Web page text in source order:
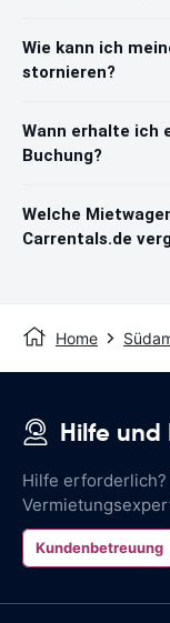
Wie kann ich
stornieren?
Wann erhalte ich
Buchung?
Welche
Carrentals.de
Home
Hilfe und
Hilfe
Kundenbetreuung